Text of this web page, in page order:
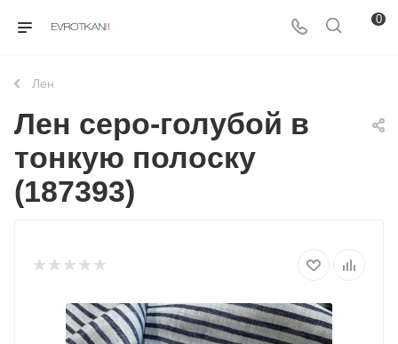
0
Лен
Лен серо-голубой в
тонкую полоску
(187393)